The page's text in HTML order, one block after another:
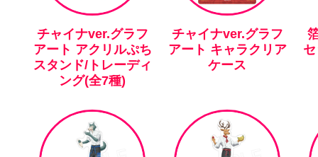
チャイナver.グラフ
アート アクリルぷち
スタンド/トレーディ
ング(全7種)
チャイナver.グラフ
アート キャラクリア
ケース